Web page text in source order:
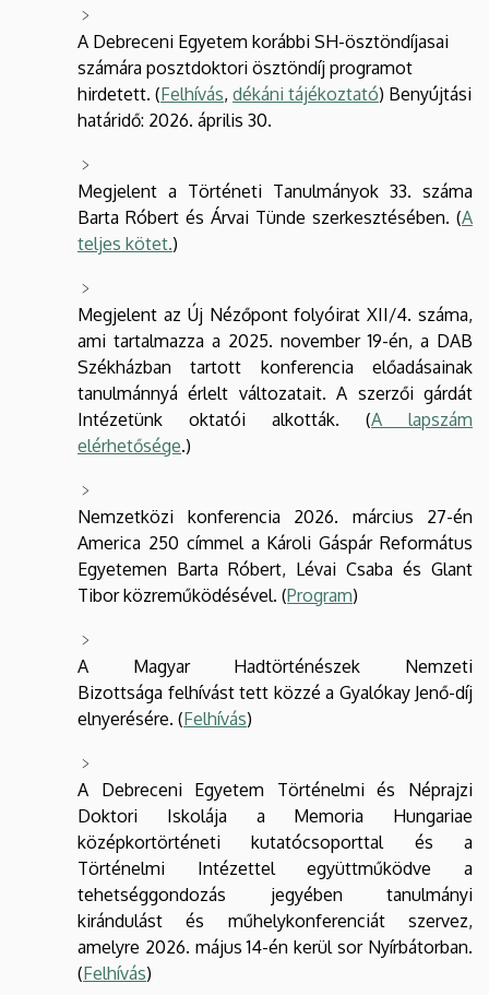
A Debreceni Egyetem korábbi SH-ösztöndíjasai
számára posztdoktori ösztöndíj programot
hirdetett. (Felhívás, dékáni tájékoztató) Benyújtási
határidő: 2026. április 30.
Megjelent a Történeti Tanulmányok 33. száma
Barta Róbert és Árvai Tünde szerkesztésében. (A
teljes kötet.)
Megjelent az Új Nézőpont folyóirat XII/4. száma,
ami tartalmazza a 2025. november 19-én, a DAB
Székházban tartott konferencia előadásainak
tanulmánnyá érlelt változatait. A szerzői gárdát
Intézetünk oktatói alkották. (A lapszám
elérhetősége.)
Nemzetközi konferencia 2026. március 27-én
America 250 címmel a Károli Gáspár Református
Egyetemen Barta Róbert, Lévai Csaba és Glant
Tibor közreműködésével. (Program)
A Magyar Hadtörténészek Nemzeti
Bizottsága felhívást tett közzé a Gyalókay Jenő-díj
elnyerésére. (Felhívás)
A Debreceni Egyetem Történelmi és Néprajzi
Doktori Iskolája a Memoria Hungariae
középkortörténeti kutatócsoporttal és a
Történelmi Intézettel együttműködve a
tehetséggondozás jegyében tanulmányi
kirándulást és műhelykonferenciát szervez,
amelyre 2026. május 14-én kerül sor Nyírbátorban.
(Felhívás)